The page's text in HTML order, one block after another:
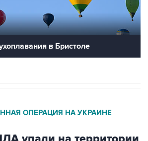
в Бристоле
ОПЕРАЦИЯ НА УКРАИНЕ